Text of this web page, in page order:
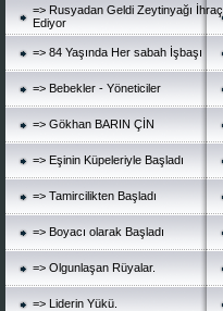
=> Rusyadan Geldi Zeytinyağı İhraç
Ediyor
=> 84 Yaşında Her sabah İşbaşı
=> Bebekler - Yöneticiler
=> Gökhan BARIN ÇİN
=> Eşinin Küpeleriyle Başladı
=> Tamircilikten Başladı
=> Boyacı olarak Başladı
=> Olgunlaşan Rüyalar.
=> Liderin Yükü.